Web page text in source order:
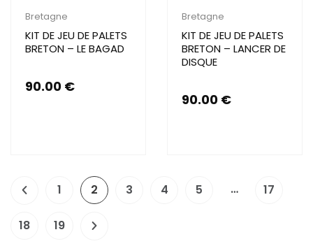
Bretagne
KIT DE JEU DE PALETS
BRETON – LE BAGAD
90.00 €
Bretagne
KIT DE JEU DE PALETS
BRETON – LANCER DE
DISQUE
90.00 €
1 2 3 4 5 … 17
18 19